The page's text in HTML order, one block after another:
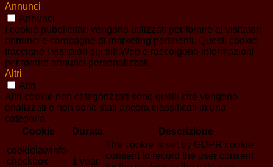
Annunci
Annunci
I cookie pubblicitari vengono utilizzati per fornire ai visitatori
annunci e campagne di marketing pertinenti. Questi cookie
tracciano i visitatori sui siti Web e raccolgono informazioni
per fornire annunci personalizzati.
Altri
Altri
Altri cookie non categorizzati sono quelli che vengono
analizzati e non sono stati ancora classificati in una
categoria.
Cookie
Durata
Descrizione
cookielawinfo-
checkbox-
1 year
The cookie is set by GDPR cookie
consent to record the user consent